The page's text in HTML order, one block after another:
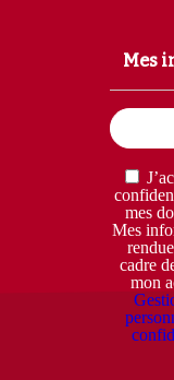
Mes
mes
Mes
cadre
mon